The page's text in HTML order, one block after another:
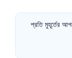
প্রতি মুহূর্তের